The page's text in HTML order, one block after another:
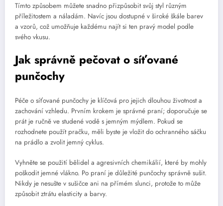
Tímto způsobem můžete snadno přizpůsobit svůj styl různým
příležitostem a náladám. Navíc jsou dostupné v široké škále barev
a vzorů, což umožňuje každému najít si ten pravý model podle
svého vkusu.
Jak správně pečovat o síťované
punčochy
Péče o síťované punčochy je klíčová pro jejich dlouhou životnost a
zachování vzhledu. Prvním krokem je správné praní; doporučuje se
prát je ručně ve studené vodě s jemným mýdlem. Pokud se
rozhodnete použít pračku, měli byste je vložit do ochranného sáčku
na prádlo a zvolit jemný cyklus.
Vyhněte se použití bělidel a agresivních chemikálií, které by mohly
poškodit jemné vlákno. Po praní je důležité punčochy správně sušit.
Nikdy je nesušte v sušičce ani na přímém slunci, protože to může
způsobit ztrátu elasticity a barvy.